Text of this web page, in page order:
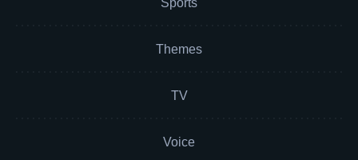
Sports
Themes
TV
Voice